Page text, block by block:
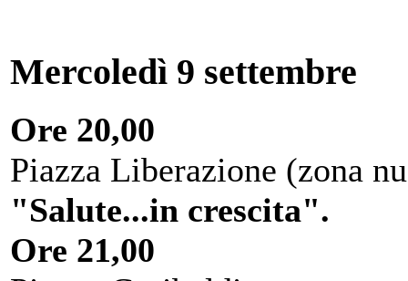
Mercoledì 9 settembre
Ore 20,00
Piazza Liberazione (zona
"Salute...in crescita".
Ore 21,00